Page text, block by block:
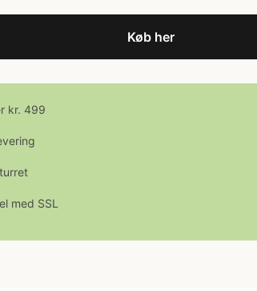
Køb her
kr. 499
med SSL